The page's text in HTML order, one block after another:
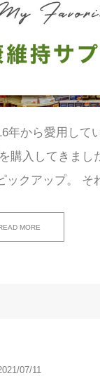
年から愛用して
購入してきまし
ックアップ。
MORE
07/11